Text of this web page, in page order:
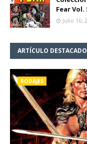
Fear Vol.
Julio 16,
ARTÍCULO DESTACADO
RODAJES